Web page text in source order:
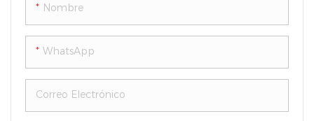
Nombre
WhatsApp
Correo Electrónico